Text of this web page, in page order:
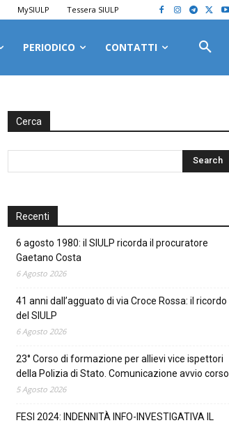
MySIULP Tessera SIULP
PERIODICO CONTATTI
Cerca
Recenti
6 agosto 1980: il SIULP ricorda il procuratore
Gaetano Costa
6 Agosto 2026
41 anni dall’agguato di via Croce Rossa: il ricordo
del SIULP
6 Agosto 2026
23° Corso di formazione per allievi vice ispettori
della Polizia di Stato. Comunicazione avvio corso
5 Agosto 2026
FESI 2024: INDENNITÀ INFO-INVESTIGATIVA IL